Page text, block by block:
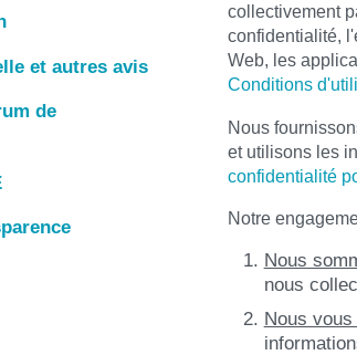
et autres avis
de
collectivement
confidentialité,
Web, les
Conditions
Nous
et utilisons les
confidentialité
Notre
Nous
nous
Nous